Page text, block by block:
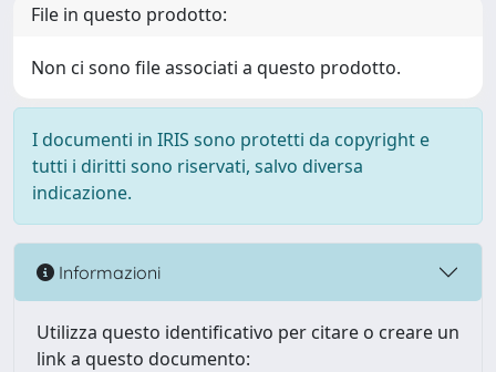
File in questo prodotto:
Non ci sono file associati a questo prodotto.
I documenti in IRIS sono protetti da copyright e
tutti i diritti sono riservati, salvo diversa
indicazione.
Informazioni
Utilizza questo identificativo per citare o creare un
link a questo documento: